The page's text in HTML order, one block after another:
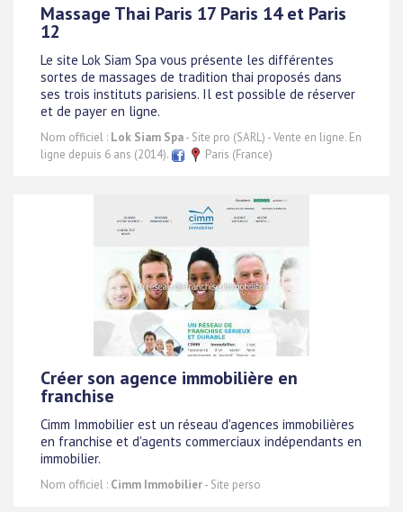
Massage Thai Paris 17 Paris 14 et Paris
12
Le site Lok Siam Spa vous présente les différentes
sortes de massages de tradition thai proposés dans
ses trois instituts parisiens. Il est possible de réserver
et de payer en ligne.
Nom officiel : Lok Siam Spa- Site pro (SARL) - Vente en ligne. En
ligne depuis 6 ans (2014).
Paris (France)
Créer son agence immobilière en
franchise
Cimm Immobilier est un réseau d'agences immobilières
en franchise et d'agents commerciaux indépendants en
immobilier.
Nom officiel : Cimm Immobilier- Site perso